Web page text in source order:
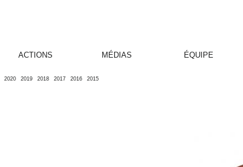
2020 2019 2018 2017 2016
2015
ACTIONS MÉDIAS ÉQUIPE